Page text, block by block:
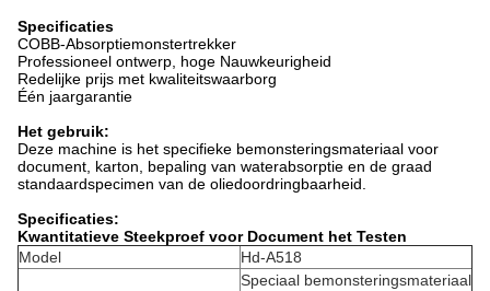
Specificaties
COBB-Absorptiemonstertrekker
Professioneel ontwerp, hoge Nauwkeurigheid
Redelijke prijs met kwaliteitswaarborg
Één jaargarantie
Het gebruik:
Deze machine is het specifieke bemonsteringsmateriaal voor
document, karton, bepaling van waterabsorptie en de graad
standaardspecimen van de oliedoordringbaarheid.
Specificaties:
Kwantitatieve Steekproef voor Document het Testen
Model
Hd-A518
Speciaal bemonsteringsmateriaal